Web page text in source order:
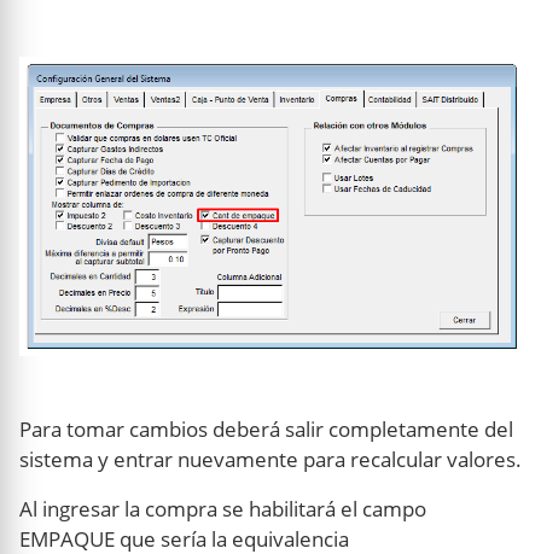
Para tomar cambios deberá salir completamente del
sistema y entrar nuevamente para recalcular valores.
Al ingresar la compra se habilitará el campo
EMPAQUE que sería la equivalencia